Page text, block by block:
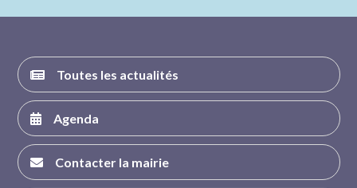
Toutes les actualités
Agenda
Contacter la mairie